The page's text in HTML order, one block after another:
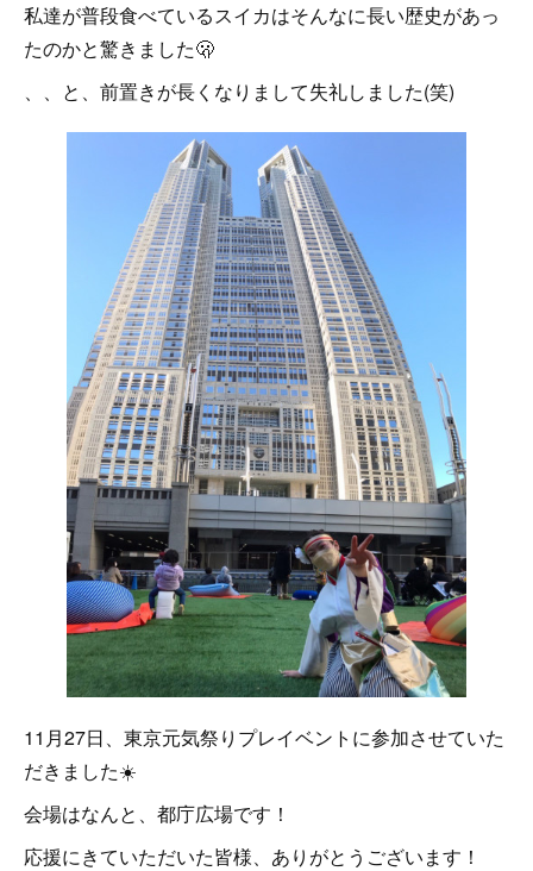
私達が普段食べているスイカはそんなに長い歴史があっ
たのかと驚きました🫢
、、と、前置きが長くなりまして失礼しました(笑)
11月27日、東京元気祭りプレイベントに参加させていた
だきました☀️
会場はなんと、都庁広場です！
応援にきていただいた皆様、ありがとうございます！